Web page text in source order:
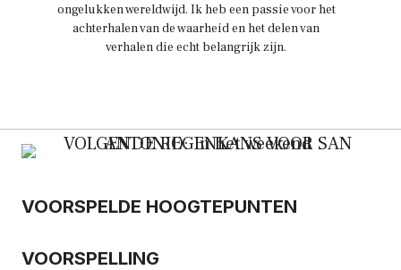
ongelukken wereldwijd. Ik heb een passie voor het
achterhalen van de waarheid en het delen van
verhalen die echt belangrijk zijn.
VOORSPELDE HOOGTEPUNTEN
VOORSPELLING